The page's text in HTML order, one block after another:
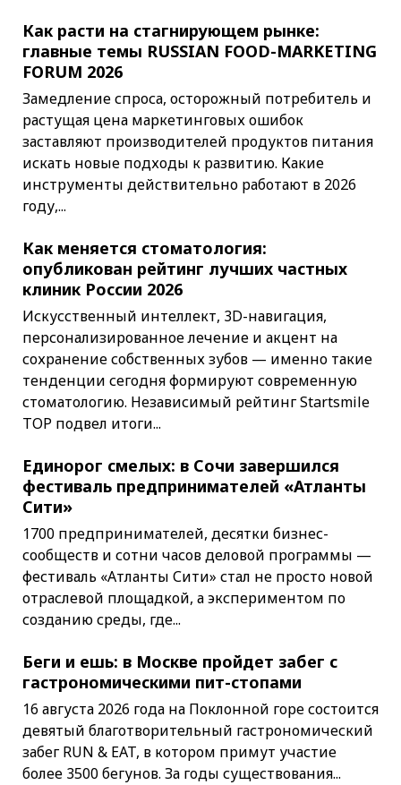
Как расти на стагнирующем рынке:
главные темы RUSSIAN FOOD-MARKETING
FORUM 2026
Замедление спроса, осторожный потребитель и
растущая цена маркетинговых ошибок
заставляют производителей продуктов питания
искать новые подходы к развитию. Какие
инструменты действительно работают в 2026
году,...
Как меняется стоматология:
опубликован рейтинг лучших частных
клиник России 2026
Искусственный интеллект, 3D-навигация,
персонализированное лечение и акцент на
сохранение собственных зубов — именно такие
тенденции сегодня формируют современную
стоматологию. Независимый рейтинг Startsmile
TOP подвел итоги...
Единорог смелых: в Сочи завершился
фестиваль предпринимателей «Атланты
Сити»
1700 предпринимателей, десятки бизнес-
сообществ и сотни часов деловой программы —
фестиваль «Атланты Сити» стал не просто новой
отраслевой площадкой, а экспериментом по
созданию среды, где...
Беги и ешь: в Москве пройдет забег с
гастрономическими пит-стопами
16 августа 2026 года на Поклонной горе состоится
девятый благотворительный гастрономический
забег RUN & EAT, в котором примут участие
более 3500 бегунов. За годы существования...